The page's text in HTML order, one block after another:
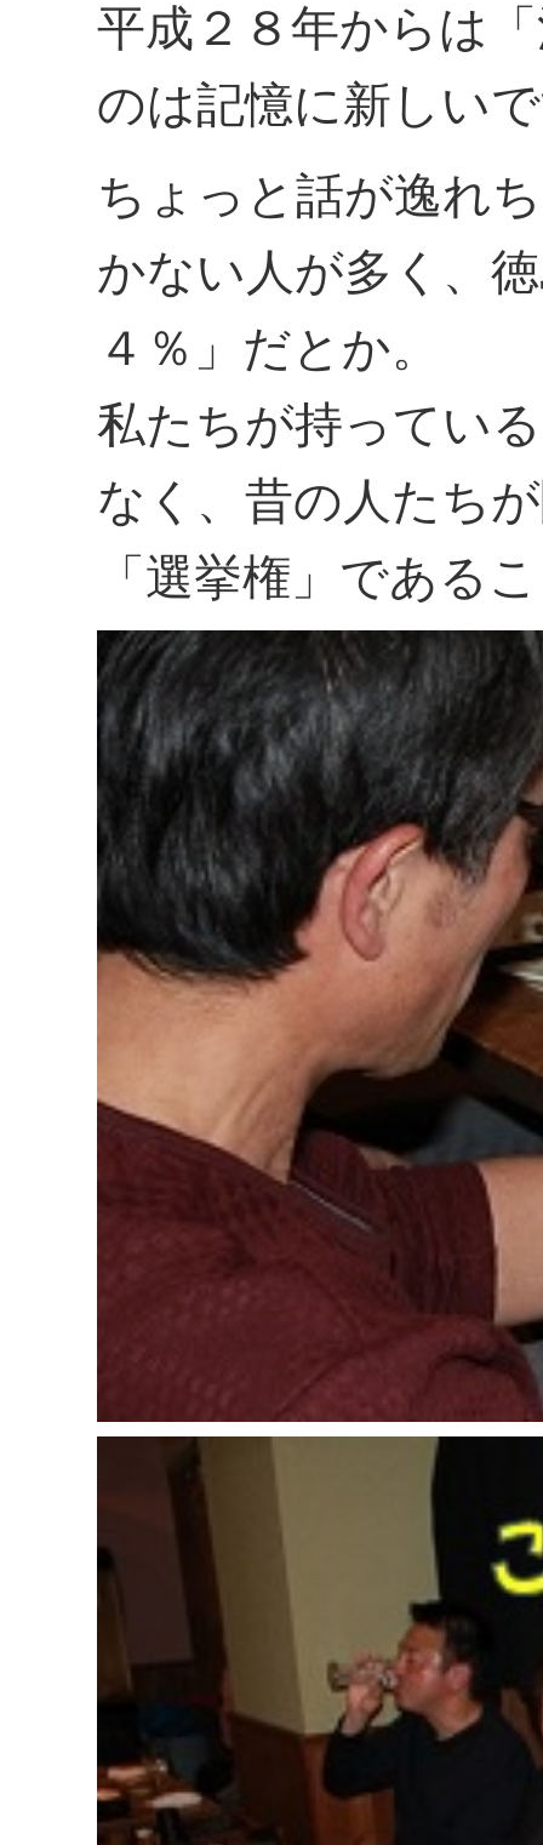
平成２８年からは
のは記憶に新しい
ちょっと話が逸れ
かない人が多く、
４％」だとか。
私たちが持ってい
なく、昔の人たち
「選挙権」である